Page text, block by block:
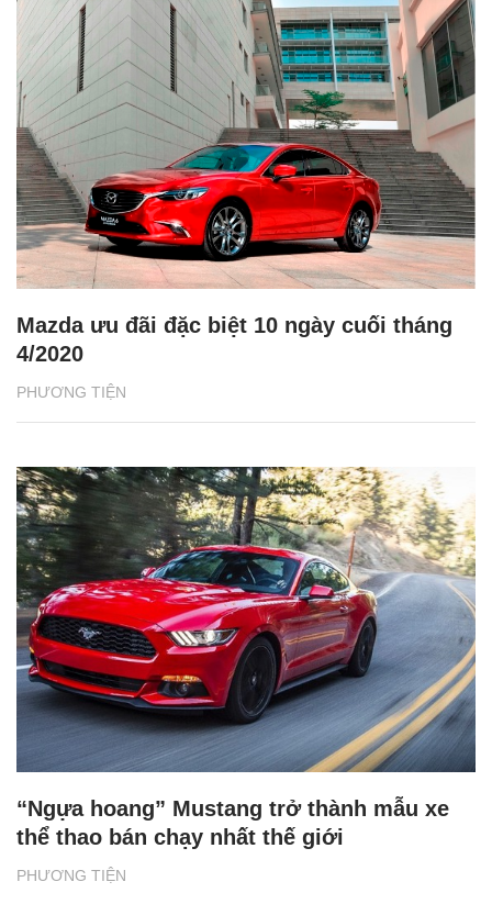
PHƯƠNG TIỆN
Mazda ưu đãi đặc biệt 10 ngày cuối tháng
4/2020
PHƯƠNG TIỆN
“Ngựa hoang” Mustang trở thành mẫu xe
thể thao bán chạy nhất thế giới